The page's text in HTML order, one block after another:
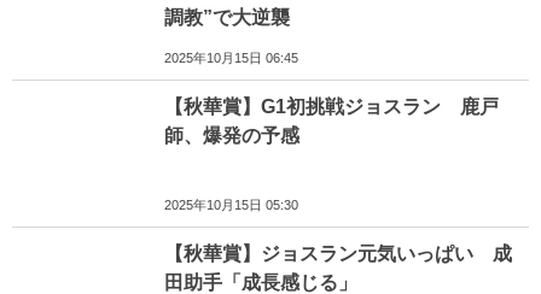
調教”で大逆襲
2025年10月15日 06:45
【秋華賞】G1初挑戦ジョスラン 鹿戸
師、爆発の予感
2025年10月15日 05:30
【秋華賞】ジョスラン元気いっぱい 成
田助手「成長感じる」